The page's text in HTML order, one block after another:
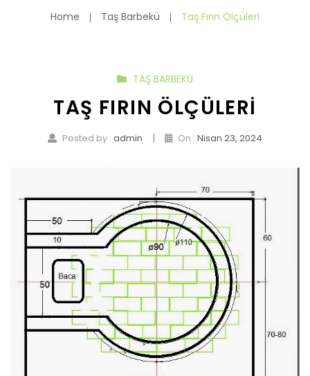
Home Taş Barbekü Taş Fırın Ölçüleri
TAŞ BARBEKÜ
TAŞ FIRIN ÖLÇÜLERI
Posted by : admin | On : Nisan 23, 2024